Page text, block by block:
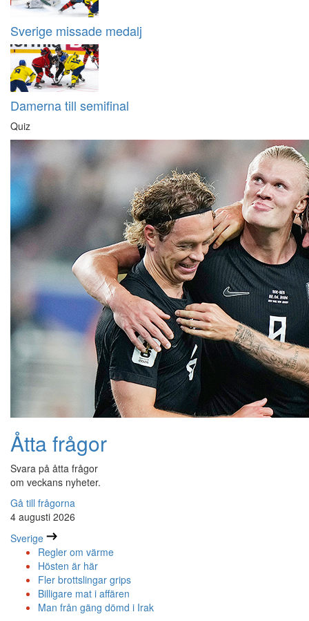
Sverige missade medalj
Damerna till semifinal
Quiz
Åtta frågor
Svara på åtta frågor
om veckans nyheter.
Gå till frågorna
4 augusti 2026
Sverige
Regler om värme
Hösten är här
Fler brottslingar grips
Billigare mat i affären
Man från gäng dömd i Irak